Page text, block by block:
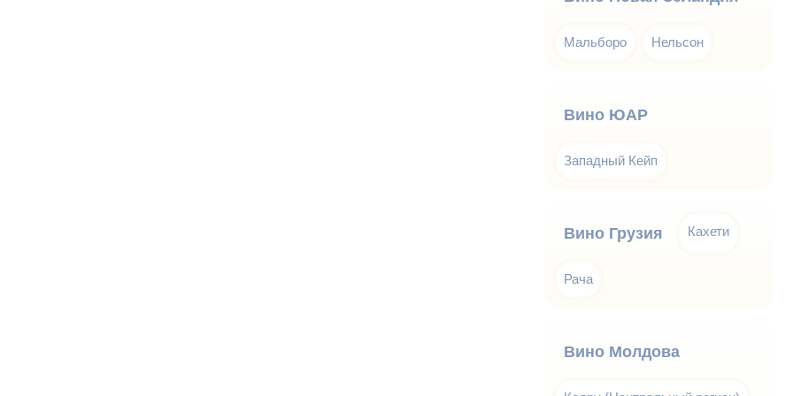
Мальборо Нельсон
Вино ЮАР
Западный Кейп
Вино Грузия Кахети
Рача
Вино Молдова